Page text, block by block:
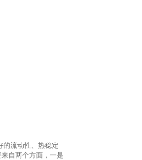
的流动性、热稳定
自两个方面，一是